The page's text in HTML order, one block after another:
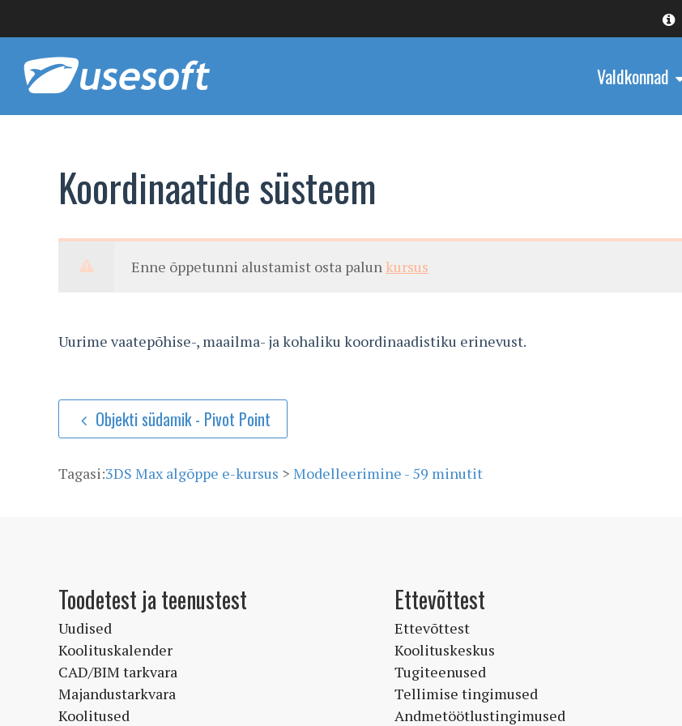
Valdkonnad
Koordinaatide süsteem
Enne õppetunni alustamist osta palun kursus
Uurime vaatepõhise-, maailma- ja kohaliku koordinaadistiku erinevust.
Objekti südamik - Pivot Point
Tagasi:3DS Max algõppe e-kursus > Modelleerimine - 59 minutit
Toodetest ja teenustest
Uudised
Koolituskalender
CAD/BIM tarkvara
Majandustarkvara
Koolitused
Ettevõttest
Ettevõttest
Koolituskeskus
Tugiteenused
Tellimise tingimused
Andmetöötlustingimused